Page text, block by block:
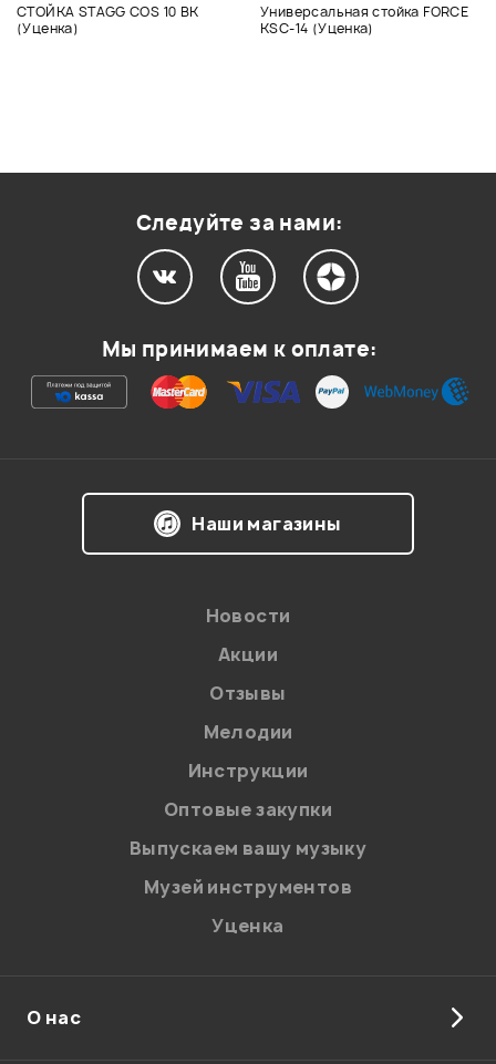
СТОЙКА STAGG COS 10 BK
(Уценка)
Универсальная стойка FORCE
KSC-14 (Уценка)
Следуйте за нами:
Мы принимаем к оплате:
Наши магазины
Новости
Акции
Отзывы
Мелодии
Инструкции
Оптовые закупки
Выпускаем вашу музыку
Музей инструментов
Уценка
О нас